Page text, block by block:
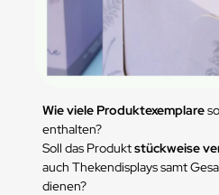
Wie viele Produktexemplare
enthalten?
Soll das Produktstückweise
auch Thekendisplays samt
dienen?